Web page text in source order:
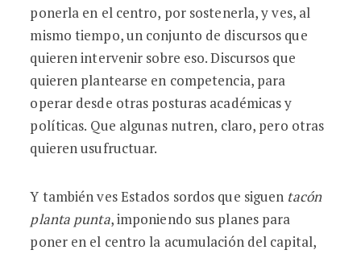
ponerla en el centro, por sostenerla, y ves, al
mismo tiempo, un conjunto de discursos que
quieren intervenir sobre eso. Discursos que
quieren plantearse en competencia, para
operar desde otras posturas académicas y
políticas. Que algunas nutren, claro, pero otras
quieren usufructuar.
Y también ves Estados sordos que siguen tacón
planta punta, imponiendo sus planes para
poner en el centro la acumulación del capital,